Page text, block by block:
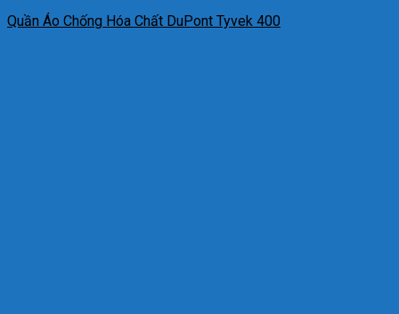
Quần Áo Chống Hóa Chất DuPont Tyvek 400